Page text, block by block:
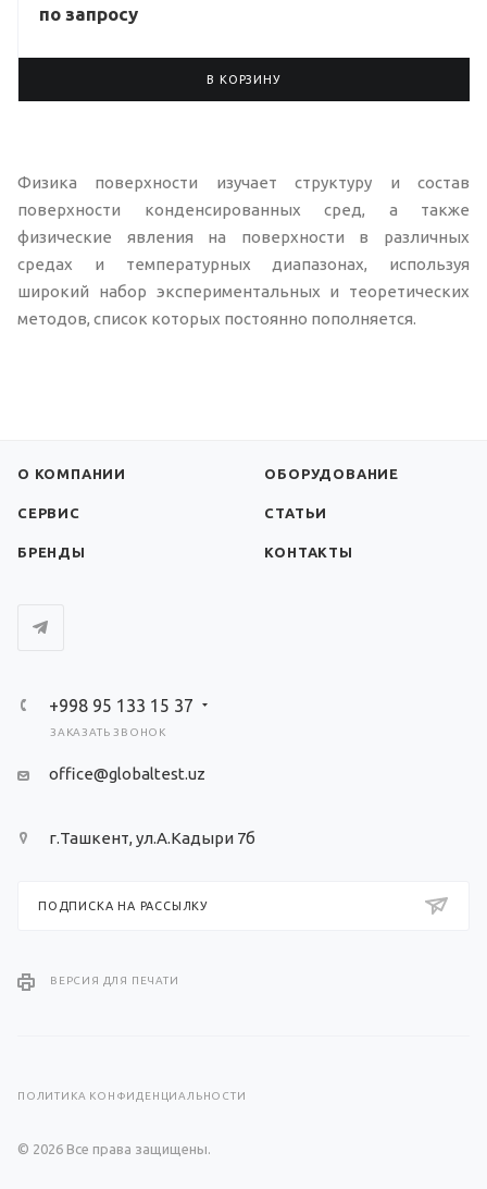
по запросу
В КОРЗИНУ
Физика поверхности изучает структуру и состав
поверхности конденсированных сред, а также
физические явления на поверхности в различных
средах и температурных диапазонах, используя
широкий набор экспериментальных и теоретических
методов, список которых постоянно пополняется.
О КОМПАНИИ ОБОРУДОВАНИЕ
СЕРВИС СТАТЬИ
БРЕНДЫ КОНТАКТЫ
+998 95 133 15 37
ЗАКАЗАТЬ ЗВОНОК
office@globaltest.uz
г.Ташкент, ул.А.Кадыри 7б
ПОДПИСКА НА РАССЫЛКУ
ВЕРСИЯ ДЛЯ ПЕЧАТИ
ПОЛИТИКА КОНФИДЕНЦИАЛЬНОСТИ
© 2026 Все права защищены.